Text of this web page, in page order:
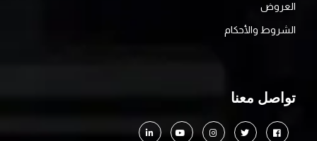
العروض
الشروط والأحكام
تواصل معنا